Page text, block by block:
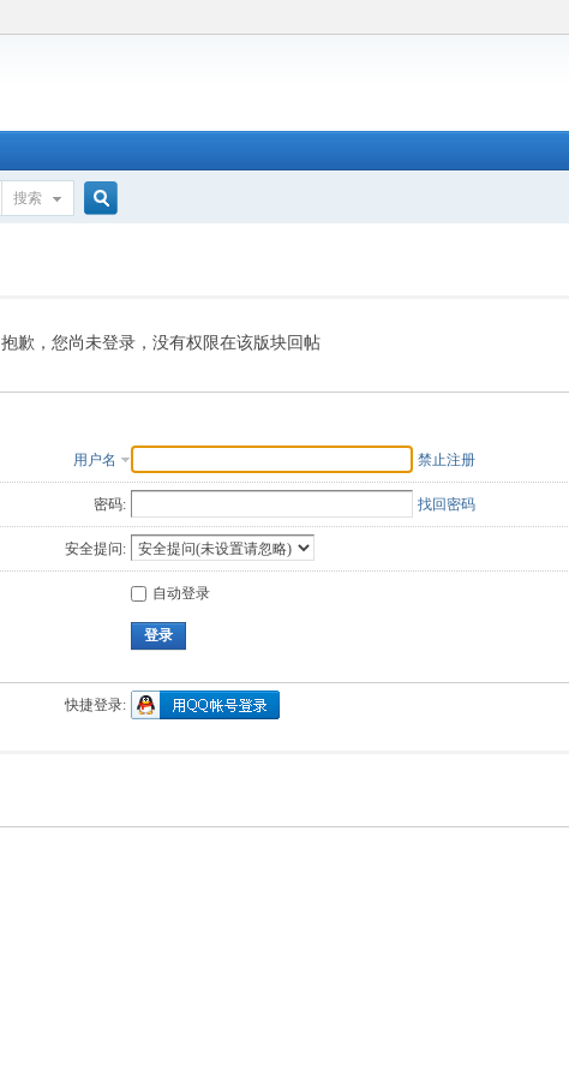
搜索
索
抱歉，您尚未登录，没有权限在该版块回帖
用户名 禁止注册
密码: 找回密码
安全提问:
自动登录
登录
快捷登录: